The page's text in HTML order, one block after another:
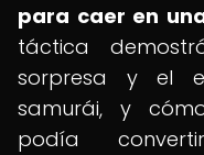
para caer en
táctica
sorpresa y el
samurái, y
podía